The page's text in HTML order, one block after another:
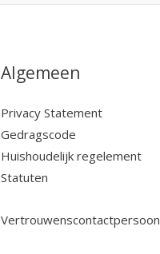
Algemeen
Privacy Statement
Gedragscode
Huishoudelijk regelement
Statuten
Vertrouwenscontactpersoon